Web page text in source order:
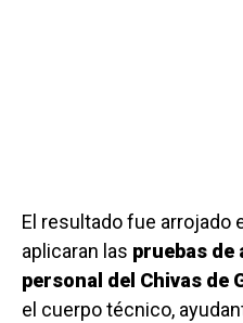
El resultado fue arrojado
aplicaran las pruebas de
personal del Chivas de
el cuerpo técnico,